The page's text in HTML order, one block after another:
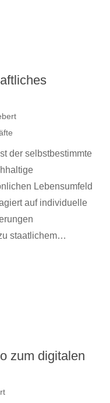
der selbstbestimmte
Lebensumfeld
auf individuelle
staatlichem…
zum digitalen